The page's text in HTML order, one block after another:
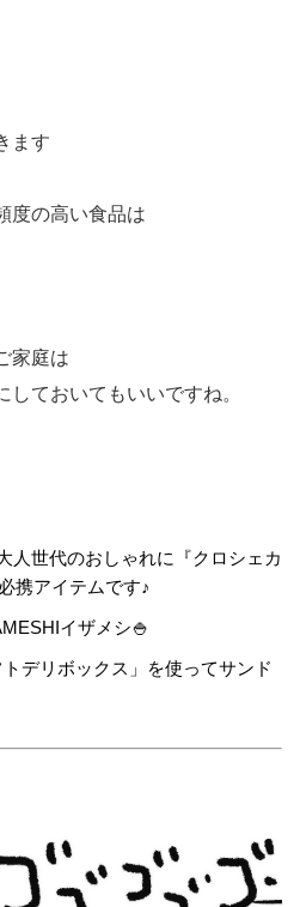
ます
度の高い食品は
家庭は
ておいてもいいですね。
人世代のおしゃれに『クロシェカ
携アイテムです♪
イザメシ🍚
デリボックス」を使ってサンド